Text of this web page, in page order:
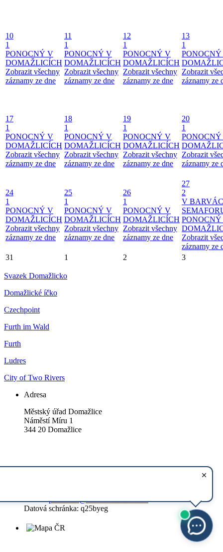
10
1
PONOCNÝ V
DOMAŽLICÍCH
Zobrazit všechny
záznamy ze dne
11
1
PONOCNÝ V
DOMAŽLICÍCH
Zobrazit všechny
záznamy ze dne
12
1
PONOCNÝ V
DOMAŽLICÍCH
Zobrazit všechny
záznamy ze dne
13
1
Zobrazit
záznamy ze
17
1
PONOCNÝ V
DOMAŽLICÍCH
Zobrazit všechny
záznamy ze dne
18
1
PONOCNÝ V
DOMAŽLICÍCH
Zobrazit všechny
záznamy ze dne
19
1
PONOCNÝ V
DOMAŽLICÍCH
Zobrazit všechny
záznamy ze dne
20
1
Zobrazit
záznamy ze
24
1
PONOCNÝ V
DOMAŽLICÍCH
Zobrazit všechny
záznamy ze dne
25
1
PONOCNÝ V
DOMAŽLICÍCH
Zobrazit všechny
záznamy ze dne
26
1
PONOCNÝ V
DOMAŽLICÍCH
Zobrazit všechny
záznamy ze dne
27
2
V
Zobrazit
záznamy ze
31
1 2 3
Svazek Domažlicko
Domažlické íčko
Czechpoint
Furth im Wald
Furth
Ludres
City of Two Rivers
Adresa
Městský úřad Domažlice
Náměstí Míru 1
344 20 Domažlice
E-mail:podatelna@mesto-domazlice.cz
Datová schránka: q25byeg